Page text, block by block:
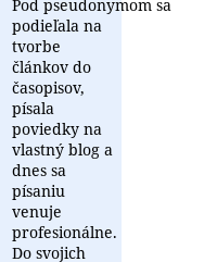
Pod pseudonymom sa
podieľala na
tvorbe
článkov do
časopisov,
písala
poviedky na
vlastný blog a
dnes sa
písaniu
venuje
profesionálne.
Do svojich